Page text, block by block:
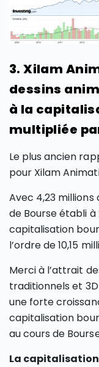
3. Xilam
dessins
à la
multipliée
Le plus ancien
pour Xilam
Avec 4,23 millions
de Bourse établi à
capitalisation
l’ordre de 10,15
Merci à l’attrait
traditionnels et
une forte
capitalisation
au cours de
La